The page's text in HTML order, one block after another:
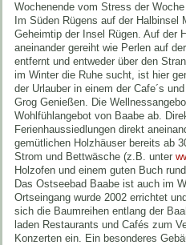
Wochenende vom Stress der
Im Süden Rügens auf der
Geheimtip der Insel Rügen. Auf der
aneinander gereiht wie Perlen auf
entfernt und entweder über den
im Winter die Ruhe sucht, ist hier
der Urlauber in einem der Cafe´s
Grog Genießen. Die
Wohlfühlangebot von Baabe ab.
Ferienhaussiedlungen direkt
gemütlichen Holzhäuser bereits ab
Strom und Bettwäsche (z.B. unter
Holzofen und einem guten Buch
Das Ostseebad Baabe ist auch im
Ortseingang wurde 2002 errichtet
sich die Baumreihen entlang der
laden Restaurants und Cafés zum
Konzerten ein. Ein besonderes